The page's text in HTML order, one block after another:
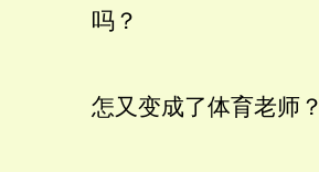
吗？
怎又变成了体育老师？